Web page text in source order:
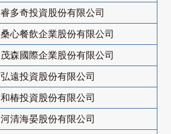
睿多奇投資股份有限公司
桑心餐飲企業股份有限公司
茂森國際企業股份有限公司
弘遠投資股份有限公司
和椿投資股份有限公司
河清海晏股份有限公司